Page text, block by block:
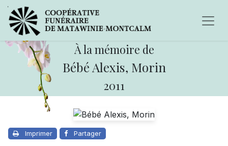
À la mémoire de
Bébé Alexis, Morin
2011
Imprimer Partager